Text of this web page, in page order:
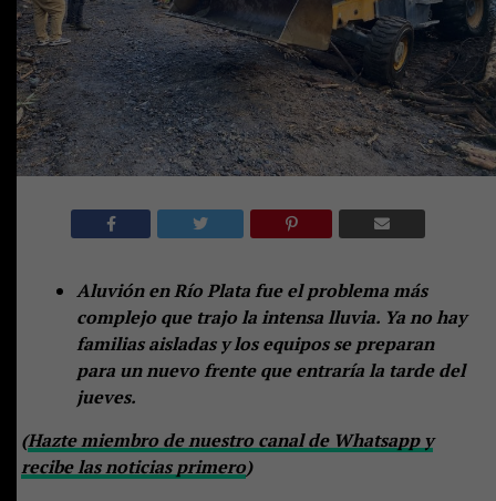
Aluvión en Río Plata fue el problema más
complejo que trajo la intensa lluvia. Ya no hay
familias aisladas y los equipos se preparan
para un nuevo frente que entraría la tarde del
jueves.
(Hazte miembro de nuestro canal de Whatsapp y
recibe las noticias primero)